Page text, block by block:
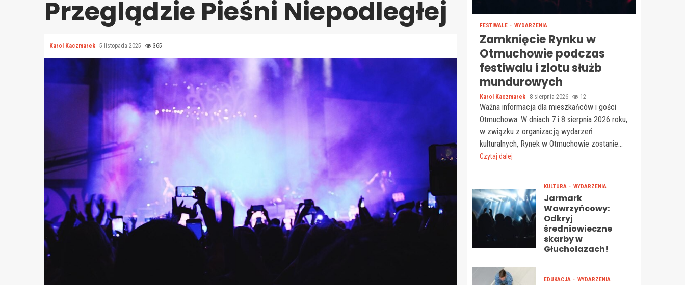
Przeglądzie Pieśni Niepodległej
Karol Kaczmarek 5 listopada 2025 365
FESTIWALE WYDARZENIA
Zamknięcie Rynku w
Otmuchowie podczas
festiwalu i zlotu służb
mundurowych
Karol Kaczmarek 8 sierpnia 2026 12
Ważna informacja dla mieszkańców i gości
Otmuchowa: W dniach 7 i 8 sierpnia 2026 roku,
w związku z organizacją wydarzeń
kulturalnych, Rynek w Otmuchowie zostanie...
Czytaj dalej
KULTURA WYDARZENIA
Jarmark
Wawrzyńcowy:
Odkryj
średniowieczne
skarby w
Głuchołazach!
EDUKACJA WYDARZENIA